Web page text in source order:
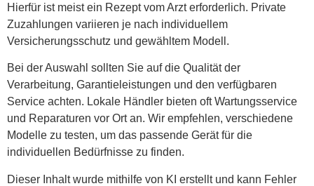
Hierfür ist meist ein Rezept vom Arzt erforderlich. Private
Zuzahlungen variieren je nach individuellem
Versicherungsschutz und gewähltem Modell.
Bei der Auswahl sollten Sie auf die Qualität der
Verarbeitung, Garantieleistungen und den verfügbaren
Service achten. Lokale Händler bieten oft Wartungsservice
und Reparaturen vor Ort an. Wir empfehlen, verschiedene
Modelle zu testen, um das passende Gerät für die
individuellen Bedürfnisse zu finden.
Dieser Inhalt wurde mithilfe von KI erstellt und kann Fehler